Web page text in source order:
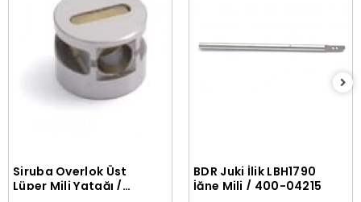
Sepete Ekle
Siruba Overlok Üst
Lüper Mili Yatağı /
Sepete Ekle
BDR Juki İlik LBH1790
İğne Mili / 400-04215